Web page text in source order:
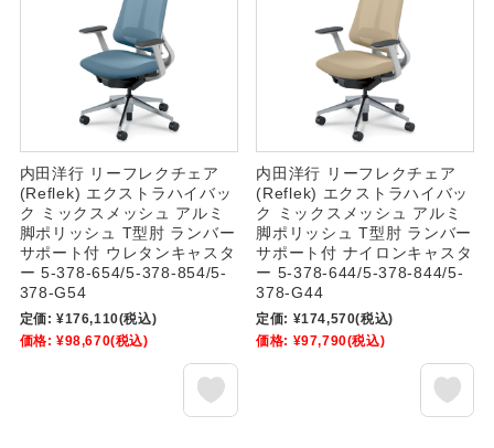
内田洋行 リーフレクチェア
(Reflek) エクストラハイバッ
ク ミックスメッシュ アルミ
脚ポリッシュ T型肘 ランバー
サポート付 ウレタンキャスタ
ー 5-378-654/5-378-854/5-
378-G54
定価: ¥176,110(税込)
価格: ¥98,670(税込)
内田洋行 リーフレクチェア
(Reflek) エクストラハイバッ
ク ミックスメッシュ アルミ
脚ポリッシュ T型肘 ランバー
サポート付 ナイロンキャスタ
ー 5-378-644/5-378-844/5-
378-G44
定価: ¥174,570(税込)
価格: ¥97,790(税込)